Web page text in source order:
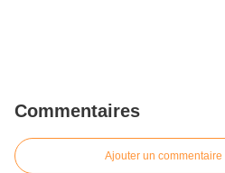
Commentaires
Ajouter un commentaire